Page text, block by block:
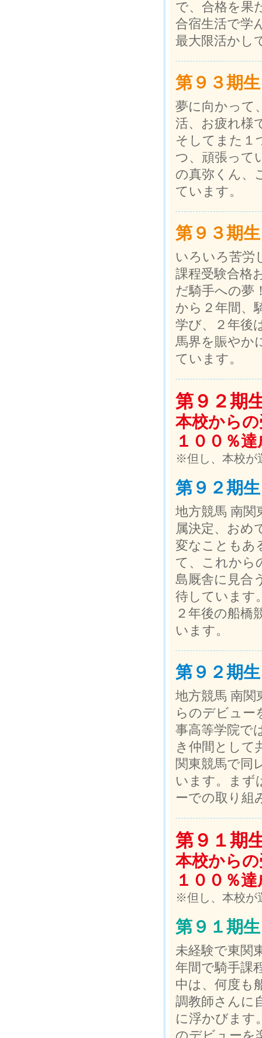
で、合格を果
合宿生活で学
最大限活かし
第９３期生
夢に向かって
活、お疲れ様
そしてまた１
つ、頑張って
の真弥くん、
ています。
第９３期生
いろいろ苦労
課程受験合格
だ騎手への夢
から２年間、
学び、２年後
馬界を賑やか
ています。
第９２期
本校から
１００％達
※但し、本校が
第９２期生
地方競馬 南関
属決定、おめ
変なこともあ
て、これから
島厩舎に見合
待しています
２年後の船橋
います。
第９２期生
地方競馬 南関
らのデビュー
事高等学院で
き仲間として
関東競馬で同
います。まず
ーでの取り組
第９１期
本校から
１００％達
※但し、本校が
第９１期生
未経験で東関
年間で騎手課
中は、何度も
調教師さんに
に浮かびます